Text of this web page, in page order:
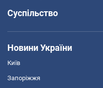
Суспільство
Новини України
Київ
Запоріжжя